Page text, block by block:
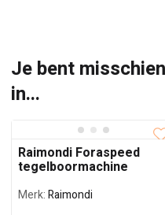
Je bent
in...
Raimondi Foraspeed
tegelboormachine
Merk:Raimondi